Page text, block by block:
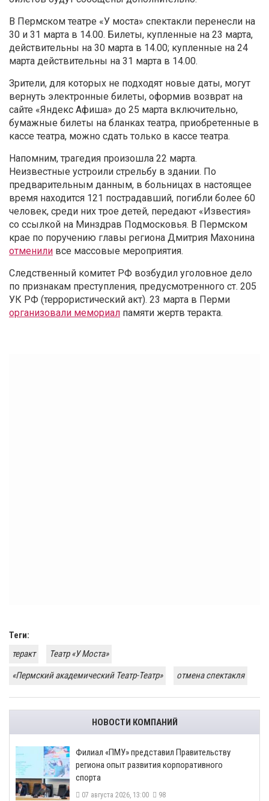
В Пермском театре «У моста» спектакли перенесли на
30 и 31 марта в 14.00. Билеты, купленные на 23 марта,
действительны на 30 марта в 14.00; купленные на 24
марта действительны на 31 марта в 14.00.
Зрители, для которых не подходят новые даты, могут
вернуть электронные билеты, оформив возврат на
сайте «Яндекс Афиша» до 25 марта включительно,
бумажные билеты на бланках театра, приобретенные в
кассе театра, можно сдать только в кассе театра.
Напомним, трагедия произошла 22 марта.
Неизвестные устроили стрельбу в здании. По
предварительным данным, в больницах в настоящее
время находится 121 пострадавший, погибли более 60
человек, среди них трое детей, передают «Известия»
со ссылкой на Минздрав Подмосковья. В Пермском
крае по поручению главы региона Дмитрия Махонина
отменили все массовые мероприятия.
Следственный комитет РФ возбудил уголовное дело
по признакам преступления, предусмотренного ст. 205
УК РФ (террористический акт). 23 марта в Перми
организовали мемориал памяти жертв теракта.
Теги:
теракт
Театр «У Моста»
«Пермский академический Театр-Театр»
отмена спектакля
НОВОСТИ КОМПАНИЙ
​Филиал «ПМУ» представил Правительству
региона опыт развития корпоративного
спорта
07 августа 2026, 13:00 98